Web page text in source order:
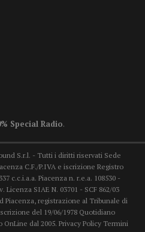
Special Radio.
S.r.l. - Tutti i diritti riservati Sede
C.F./P.IVA e iscrizione Registro
c.c.i.a.a. Piacenza n. r.e.a. 108530 -
Licenza SIAE N. 03701 - SCF 862/03
Piacenza, registrazione al Tribunale di
del 19/06/1978 Quotidiano
OnLine dal 2005. Privacy Policy Termini